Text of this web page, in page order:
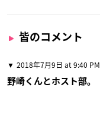
皆のコメント
2018年7月9日 at 9:40 PM
野崎くんとホスト部。